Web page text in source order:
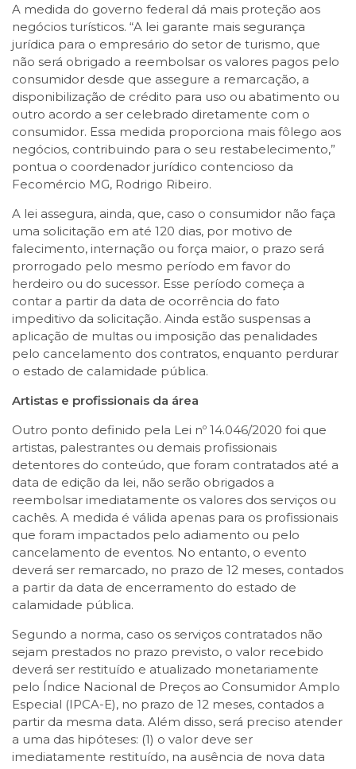
A medida do governo federal dá mais proteção aos
negócios turísticos. “A lei garante mais segurança
jurídica para o empresário do setor de turismo, que
não será obrigado a reembolsar os valores pagos pelo
consumidor desde que assegure a remarcação, a
disponibilização de crédito para uso ou abatimento ou
outro acordo a ser celebrado diretamente com o
consumidor. Essa medida proporciona mais fôlego aos
negócios, contribuindo para o seu restabelecimento,”
pontua o coordenador jurídico contencioso da
Fecomércio MG, Rodrigo Ribeiro.
A lei assegura, ainda, que, caso o consumidor não faça
uma solicitação em até 120 dias, por motivo de
falecimento, internação ou força maior, o prazo será
prorrogado pelo mesmo período em favor do
herdeiro ou do sucessor. Esse período começa a
contar a partir da data de ocorrência do fato
impeditivo da solicitação. Ainda estão suspensas a
aplicação de multas ou imposição das penalidades
pelo cancelamento dos contratos, enquanto perdurar
o estado de calamidade pública.
Artistas e profissionais da área
Outro ponto definido pela Lei nº 14.046/2020 foi que
artistas, palestrantes ou demais profissionais
detentores do conteúdo, que foram contratados até a
data de edição da lei, não serão obrigados a
reembolsar imediatamente os valores dos serviços ou
cachês. A medida é válida apenas para os profissionais
que foram impactados pelo adiamento ou pelo
cancelamento de eventos. No entanto, o evento
deverá ser remarcado, no prazo de 12 meses, contados
a partir da data de encerramento do estado de
calamidade pública.
Segundo a norma, caso os serviços contratados não
sejam prestados no prazo previsto, o valor recebido
deverá ser restituído e atualizado monetariamente
pelo Índice Nacional de Preços ao Consumidor Amplo
Especial (IPCA-E), no prazo de 12 meses, contados a
partir da mesma data. Além disso, será preciso atender
a uma das hipóteses: (1) o valor deve ser
imediatamente restituído, na ausência de nova data